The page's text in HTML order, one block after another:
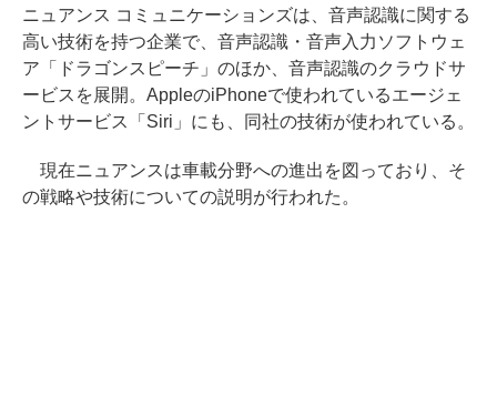
ニュアンス コミュニケーションズは、音声認識に関する
高い技術を持つ企業で、音声認識・音声入力ソフトウェ
ア「ドラゴンスピーチ」のほか、音声認識のクラウドサ
ービスを展開。AppleのiPhoneで使われているエージェ
ントサービス「Siri」にも、同社の技術が使われている。
現在ニュアンスは車載分野への進出を図っており、そ
の戦略や技術についての説明が行われた。